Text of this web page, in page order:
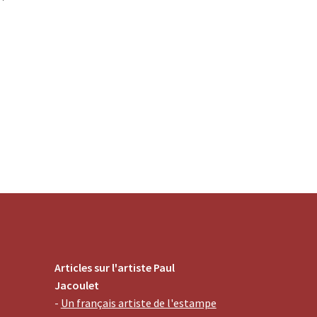
Articles sur l'artiste Paul
Jacoulet
- Un français artiste de l'estampe